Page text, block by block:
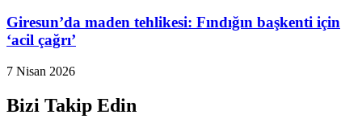
Giresun’da maden tehlikesi: Fındığın başkenti için
‘acil çağrı’
7 Nisan 2026
Bizi Takip Edin